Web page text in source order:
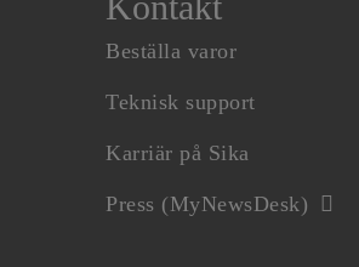
Beställa varor
Teknisk support
Karriär på Sika
Press (MyNewsDesk)